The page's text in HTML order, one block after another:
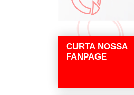
CURTA NOSSA
FANPAGE